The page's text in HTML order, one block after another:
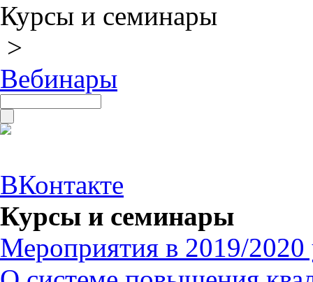
Курсы и семинары
>
Вебинары
ВКонтакте
Курсы и семинары
Мероприятия в 2019/2020